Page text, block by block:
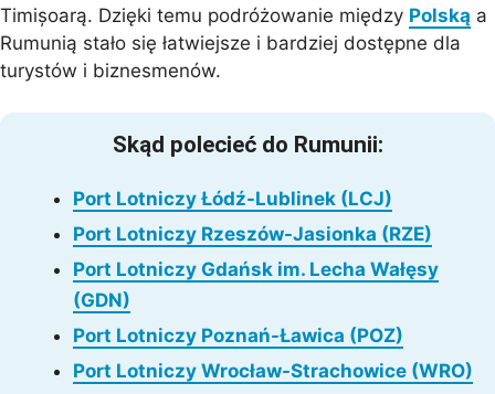
Timișoarą. Dzięki temu podróżowanie między Polską a
Rumunią stało się łatwiejsze i bardziej dostępne dla
turystów i biznesmenów.
Skąd polecieć do Rumunii:
Port Lotniczy Łódź-Lublinek (LCJ)
Port Lotniczy Rzeszów-Jasionka (RZE)
Port Lotniczy Gdańsk im. Lecha Wałęsy
(GDN)
Port Lotniczy Poznań-Ławica (POZ)
Port Lotniczy Wrocław-Strachowice (WRO)